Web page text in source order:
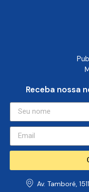
Receba nossa
Av. Tamboré,